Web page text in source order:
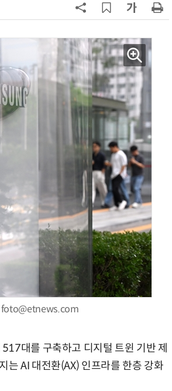
foto@etnews.com
대를 구축하고 디지털 트윈 기반 제
는 AI 대전환(AX) 인프라를 한층 강화
'게이밍위크' 삼성전자-LG전자 유럽
LG 엑사원, 中企 제조현장 '전파'…
대기업과 협력사 AI 상생 시동
9
500조 퇴직연금 시장 노리는 RA 핀
테크…AI 연금운용 경쟁 본격화
코스피 급등에 매수 사이드카 발동